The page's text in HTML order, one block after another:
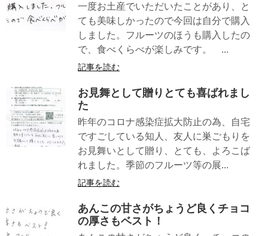
一度お土産でいただいたことがあり、と
ても美味しかったので今回は自分で購入
しました。フルーツのほうも購入したの
で、食べくらべが楽しみです。 ...
記事を読む
お見舞として贈りとても喜ばれまし
た
昨年のコロナ感染症拡大防止の為、自宅
ですごしている知人、友人に巣ごもりを
お見舞いとして贈り、とても、よろこば
れました。季節のフルーツ等の展...
記事を読む
あんこの甘さがちょうど良くチョコ
の厚さもベスト！